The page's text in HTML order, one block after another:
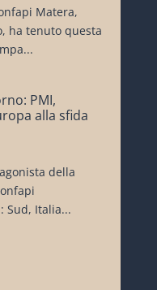
Matera,
ha tenuto questa
PMI,
alla sfida
della
Sud, Italia...